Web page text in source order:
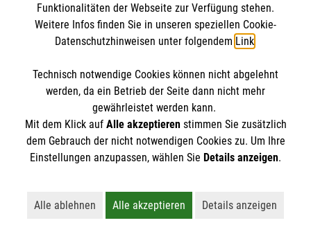
Malteserorden
Sharepoint
Spendenkonto
IBAN: DE27 3706 0120 1201 2220 16
BIC: GENODED1PA7
So finden Sie uns
Malteser Hilfsdienst e.V. und gGmbH
Mainaustraße 45
Der Malteser Hilfsdienst e.V. ist als eingetragene
Gewerbesteuer befreit.
Funktionalitäten der Webseite zur Verfügung stehen.
Weitere Infos finden Sie in unseren speziellen Cookie-
Datenschutzhinweisen unter folgendem Link.
Technisch notwendige Cookies können nicht abgelehnt
werden, da ein Betrieb der Seite dann nicht mehr
gewährleistet werden kann.
Mit dem Klick auf Alle akzeptierenstimmen Sie zusätzlich
dem Gebrauch der nicht notwendigen Cookies zu. Um Ihre
Einstellungen anzupassen, wählen Sie Details anzeigen.
Alle ablehnen
Lehnt alle nicht-essentiellen Cookies ab
Alle akzeptieren
Akzeptiert alle Cookies
Details anzeigen